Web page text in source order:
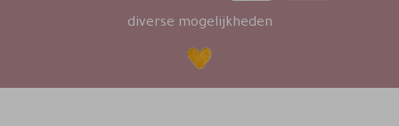
diverse mogelijkheden